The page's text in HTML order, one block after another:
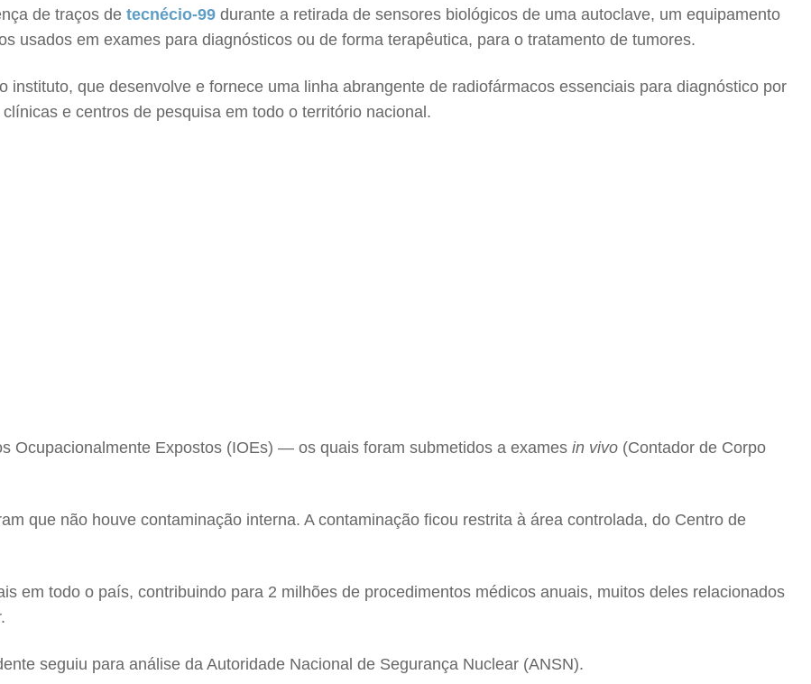
de traços de tecnécio-99 durante a retirada de sensores biológicos de uma autoclave, um equipamento
usados em exames para diagnósticos ou de forma terapêutica, para o tratamento de tumores.
instituto, que desenvolve e fornece uma linha abrangente de radiofármacos essenciais para diagnóstico por
e centros de pesquisa em todo o território nacional.
Ocupacionalmente Expostos (IOEs) — os quais foram submetidos a exames in vivo (Contador de Corpo
que não houve contaminação interna. A contaminação ficou restrita à área controlada, do Centro de
em todo o país, contribuindo para 2 milhões de procedimentos médicos anuais, muitos deles relacionados
seguiu para análise da Autoridade Nacional de Segurança Nuclear (ANSN).